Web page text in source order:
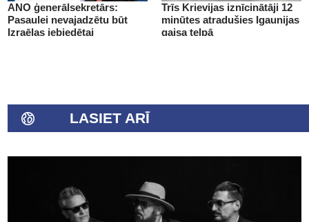
ANO ģenerālsekretārs:
Pasaulei nevajadzētu būt
Izraēlas iebiedētai
Trīs Krievijas iznīcinātāji 12
minūtes atradušies Igaunijas
gaisa telpā
LASIET ARĪ